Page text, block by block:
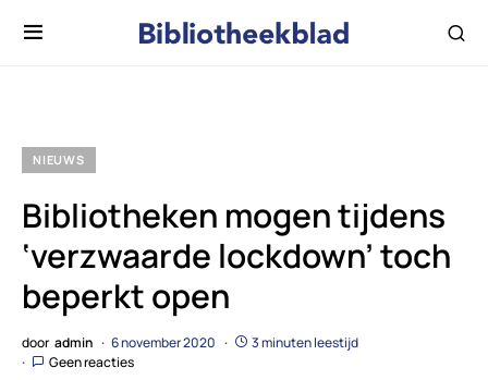
NIEUWS
Bibliotheken mogen tijdens
‘verzwaarde lockdown’ toch
beperkt open
door admin 6 november 2020
3 minuten leestijd
Geen reacties